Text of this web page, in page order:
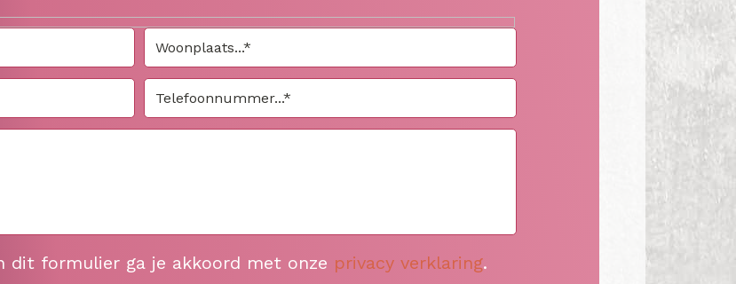
dit formulier ga je akkoord met onze privacy verklaring.